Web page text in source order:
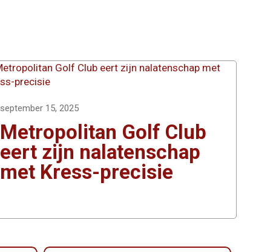
september 15, 2025
Metropolitan Golf Club
eert zijn nalatenschap
met Kress-precisie